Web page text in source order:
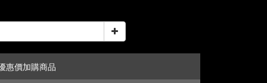
惠價加購商品